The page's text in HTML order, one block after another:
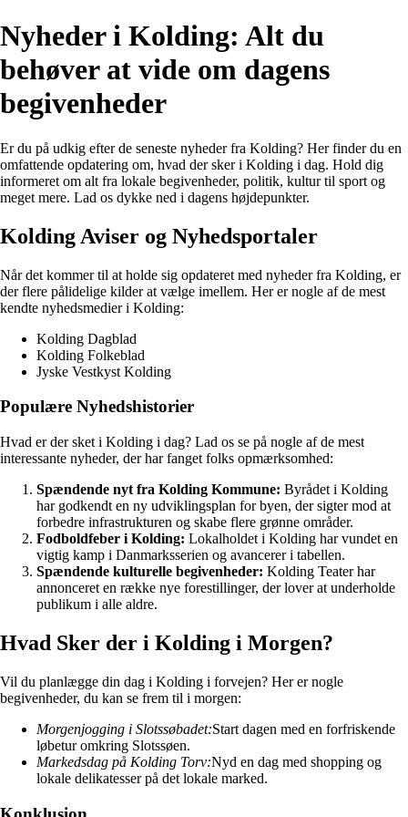
Nyheder i Kolding: Alt du
behøver at vide om dagens
begivenheder
Er du på udkig efter de seneste nyheder fra Kolding? Her finder du en
omfattende opdatering om, hvad der sker i Kolding i dag. Hold dig
informeret om alt fra lokale begivenheder, politik, kultur til sport og
meget mere. Lad os dykke ned i dagens højdepunkter.
Kolding Aviser og Nyhedsportaler
Når det kommer til at holde sig opdateret med nyheder fra Kolding, er
der flere pålidelige kilder at vælge imellem. Her er nogle af de mest
kendte nyhedsmedier i Kolding:
Kolding Dagblad
Kolding Folkeblad
Jyske Vestkyst Kolding
Populære Nyhedshistorier
Hvad er der sket i Kolding i dag? Lad os se på nogle af de mest
interessante nyheder, der har fanget folks opmærksomhed:
Spændende nyt fra Kolding Kommune: Byrådet i Kolding
har godkendt en ny udviklingsplan for byen, der sigter mod at
forbedre infrastrukturen og skabe flere grønne områder.
Fodboldfeber i Kolding: Lokalholdet i Kolding har vundet en
vigtig kamp i Danmarksserien og avancerer i tabellen.
Spændende kulturelle begivenheder: Kolding Teater har
annonceret en række nye forestillinger, der lover at underholde
publikum i alle aldre.
Hvad Sker der i Kolding i Morgen?
Vil du planlægge din dag i Kolding i forvejen? Her er nogle
begivenheder, du kan se frem til i morgen:
Morgenjogging i Slotssøbadet:Start dagen med en forfriskende
løbetur omkring Slotssøen.
Markedsdag på Kolding Torv:Nyd en dag med shopping og
lokale delikatesser på det lokale marked.